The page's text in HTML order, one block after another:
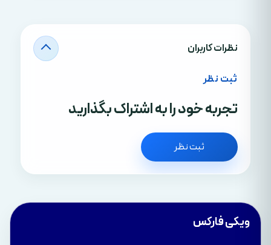
نظرات کاربران
ثبت نظر
تجربه خود را به اشتراک بگذارید
ثبت نظر
ویکی فارکس